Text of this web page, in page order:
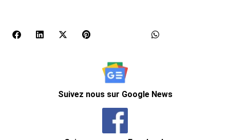
Suivez nous sur Google News